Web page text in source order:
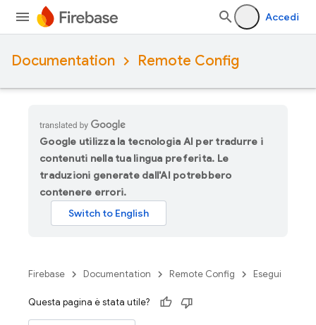
Accedi
Documentation Remote Config
Google utilizza la tecnologia AI per tradurre i
contenuti nella tua lingua preferita. Le
traduzioni generate dall'AI potrebbero
contenere errori.
Firebase Documentation Remote Config Esegui
Questa pagina è stata utile?